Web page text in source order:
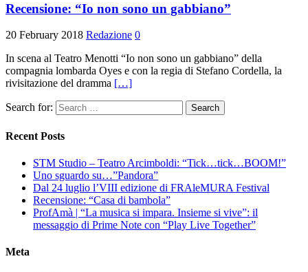
Recensione: “Io non sono un gabbiano”
20 February 2018 Redazione 0
In scena al Teatro Menotti “Io non sono un gabbiano” della
compagnia lombarda Oyes e con la regia di Stefano Cordella, la
rivisitazione del dramma […]
Search for:
Recent Posts
STM Studio – Teatro Arcimboldi: “Tick…tick…BOOM!”
Uno sguardo su…”Pandora”
Dal 24 luglio l’VIII edizione di FRAleMURA Festival
Recensione: “Casa di bambola”
ProfAmà | “La musica si impara. Insieme si vive”: il
messaggio di Prime Note con “Play Live Together”
Meta